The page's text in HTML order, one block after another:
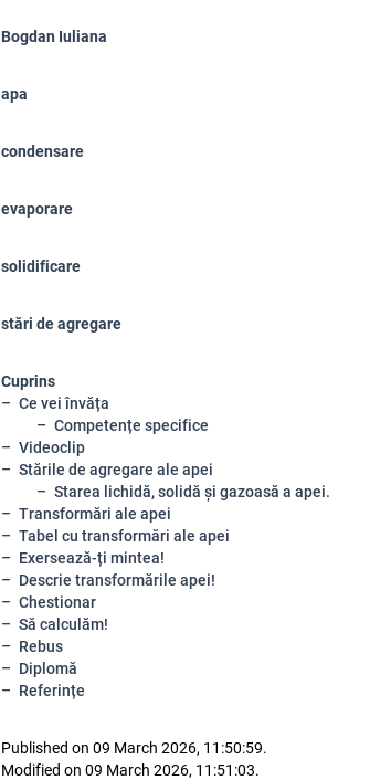
Bogdan Iuliana
apa
condensare
evaporare
solidificare
stări de agregare
Cuprins
Ce vei învăța
Competențe specifice
Videoclip
Stările de agregare ale apei
Starea lichidă, solidă și gazoasă a apei.
Transformări ale apei
Tabel cu transformări ale apei
Exersează-ți mintea!
Descrie transformările apei!
Chestionar
Să calculăm!
Rebus
Diplomă
Referințe
Published on 09 March 2026, 11:50:59.
Modified on 09 March 2026, 11:51:03.